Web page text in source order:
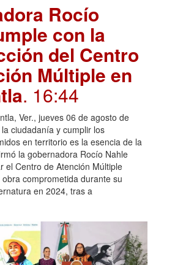
Rocío
con la
del Centro
Múltiple en
. 16:44
Ver., jueves 06 de agosto de
ciudadanía y cumplir los
en territorio es la esencia de la
la gobernadora Rocío Nahle
el Centro de Atención Múltiple
comprometida durante su
en 2024, tras a